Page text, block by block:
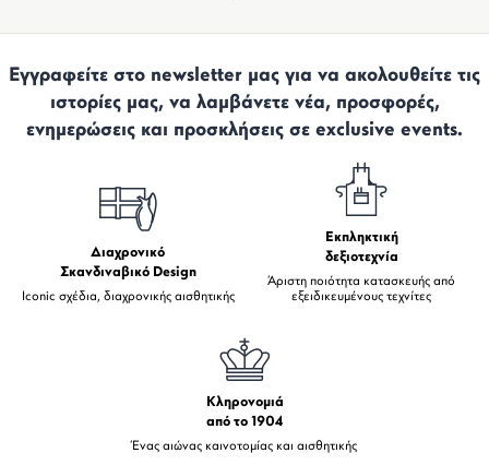
Εγγραφείτε στο newsletter μας για να ακολουθείτε τις
ιστορίες μας, να λαμβάνετε νέα, προσφορές,
ενημερώσεις και προσκλήσεις σε exclusive events.
Διαχρονικό
Σκανδιναβικό Design
Iconic σχέδια, διαχρονικής αισθητικής
Εκπληκτική
δεξιοτεχνία
Άριστη ποιότητα κατασκευής από
εξειδικευμένους τεχνίτες
Κληρονομιά
από το 1904
Ένας αιώνας καινοτομίας και αισθητικής